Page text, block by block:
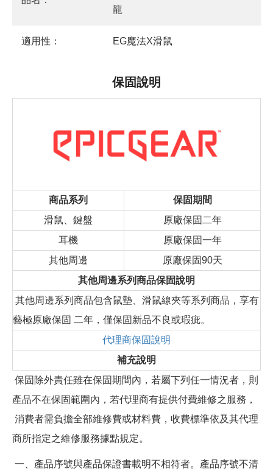
龍
適用性： EG魔法X滑鼠
保固說明
商品系列
保固期間
滑鼠、鍵盤
原廠保固二年
耳機
原廠保固一年
其他周邊
原廠保固90天
其他周邊系列商品保固說明
其他周邊系列商品包含鼠墊、滑鼠線夾等系列商品，享有
藝極原廠保固 二年，僅保固新品不良或瑕疵。
代理商保固說明
補充說明
保固除外責任雖在保固期間內，若屬下列任一情況者，則
產品不在保固範圍內，若代理商有提供付費維修之服務，
消費者需負擔全部維修費或材料費，收費標準依及其代理
商所指定之維修服務據點規定。
一、產品序號與產品保證書載明不相符者。產品序號不清